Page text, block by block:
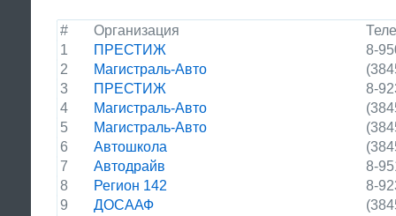
# Организация
1
ПРЕСТИЖ
8-
2
Магистраль-Авто
3
ПРЕСТИЖ
8-
4
Магистраль-Авто
5
Магистраль-Авто
6
Автошкола
7
Автодрайв
8-
8
Регион 142
8-
9
ДОСААФ